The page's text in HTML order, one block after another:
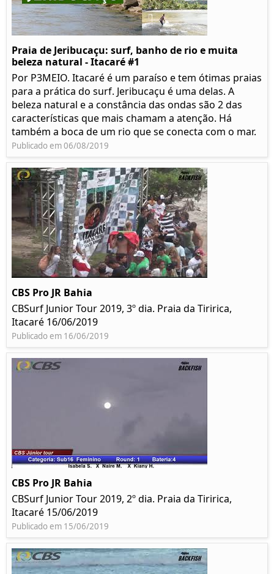
Praia de Jeribucaçu: surf, banho de rio e muita
beleza natural - Itacaré #1
Por P3MEIO. Itacaré é um paraíso e tem ótimas praias
para a prática do surf. Jeribucaçu é uma delas. A
beleza natural e a constância das ondas são 2 das
características que mais chamam a atenção. Há
também a boca de um rio que se conecta com o mar.
Publicado em 06/08/2019
CBS Pro JR Bahia
CBSurf Junior Tour 2019, 3º dia. Praia da Tiririca,
Itacaré 16/06/2019
Publicado em 16/06/2019
CBS Pro JR Bahia
CBSurf Junior Tour 2019, 2º dia. Praia da Tiririca,
Itacaré 15/06/2019
Publicado em 15/06/2019